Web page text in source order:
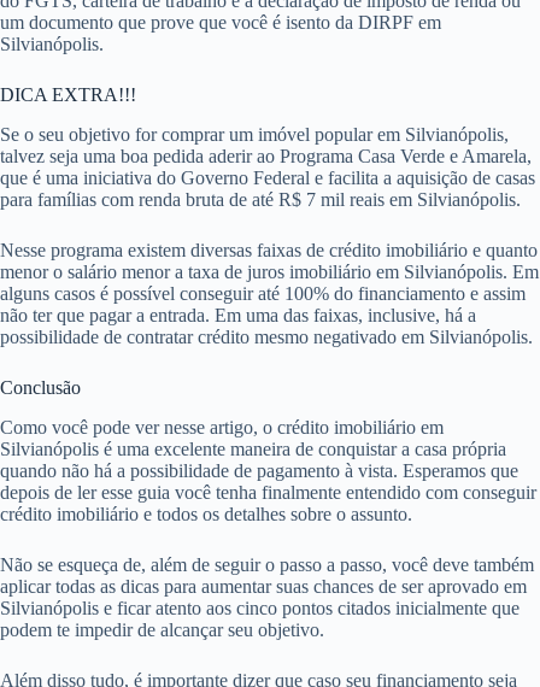
um documento que prove que você é isento da DIRPF em
Silvianópolis.
DICA EXTRA!!!
Se o seu objetivo for comprar um imóvel popular em Silvianópolis,
talvez seja uma boa pedida aderir ao Programa Casa Verde e Amarela,
que é uma iniciativa do Governo Federal e facilita a aquisição de casas
para famílias com renda bruta de até R$ 7 mil reais em Silvianópolis.
Nesse programa existem diversas faixas de crédito imobiliário e quanto
menor o salário menor a taxa de juros imobiliário em Silvianópolis. Em
alguns casos é possível conseguir até 100% do financiamento e assim
não ter que pagar a entrada. Em uma das faixas, inclusive, há a
possibilidade de contratar crédito mesmo negativado em Silvianópolis.
Conclusão
Como você pode ver nesse artigo, o crédito imobiliário em
Silvianópolis é uma excelente maneira de conquistar a casa própria
quando não há a possibilidade de pagamento à vista. Esperamos que
depois de ler esse guia você tenha finalmente entendido com conseguir
crédito imobiliário e todos os detalhes sobre o assunto.
Não se esqueça de, além de seguir o passo a passo, você deve também
aplicar todas as dicas para aumentar suas chances de ser aprovado em
Silvianópolis e ficar atento aos cinco pontos citados inicialmente que
podem te impedir de alcançar seu objetivo.
Além disso tudo, é importante dizer que caso seu financiamento seja